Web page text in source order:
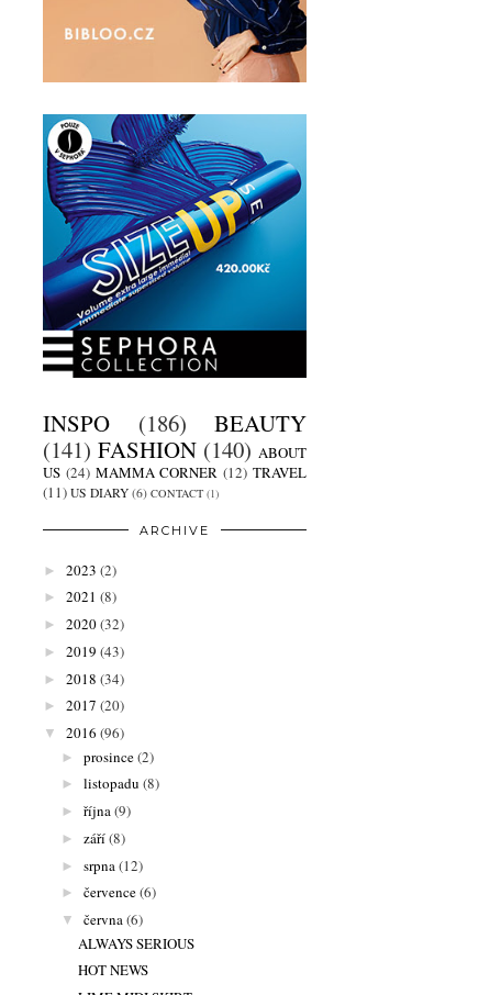
INSPO (186)
BEAUTY
(141) FASHION (140) ABOUT
US (24) MAMMA CORNER (12) TRAVEL
(11) US DIARY (6) CONTACT (1)
ARCHIVE
► 2023 (2)
► 2021 (8)
► 2020(32)
► 2019 (43)
► 2018 (34)
► 2017 (20)
▼ 2016 (96)
► prosince(2)
► listopadu (8)
► října(9)
► září(8)
► srpna(12)
► července(6)
▼ června(6)
ALWAYS SERIOUS
HOT NEWS